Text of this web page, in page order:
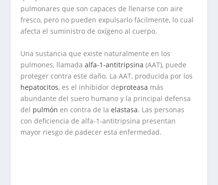
pulmonares que son capaces de llenarse con aire
fresco, pero no pueden expulsarlo fácilmente, lo cual
afecta el suministro de oxígeno al cuerpo.
Una sustancia que existe naturalmente en los
pulmones, llamadaalfa-1-antitripsina (AAT), puede
proteger contra este daño. La AAT, producida por los
hepatocitos, es el inhibidor deproteasa más
abundante del suero humano y la principal defensa
del pulmón en contra de laelastasa. Las personas
con deficiencia de alfa-1-antitripsina presentan
mayor riesgo de padecer esta enfermedad.